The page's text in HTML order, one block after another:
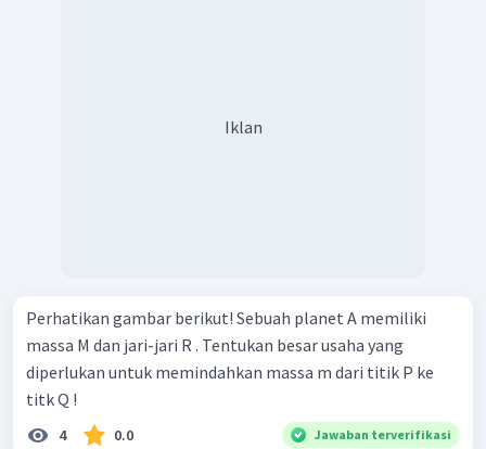
Iklan
Perhatikan gambar berikut! Sebuah planet A memiliki
massa M dan jari-jari R . Tentukan besar usaha yang
diperlukan untuk memindahkan massa m dari titik P ke
titk Q !
4 0.0 Jawaban terverifikasi